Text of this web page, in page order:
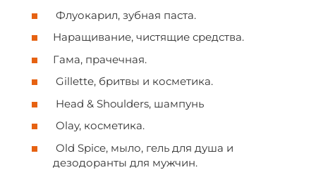
Флуокарил, зубная паста.
Наращивание, чистящие средства.
Гама, прачечная.
Gillette, бритвы и косметика.
Head & Shoulders, шампунь
Olay, косметика.
Old Spice, мыло, гель для душа и
дезодоранты для мужчин.